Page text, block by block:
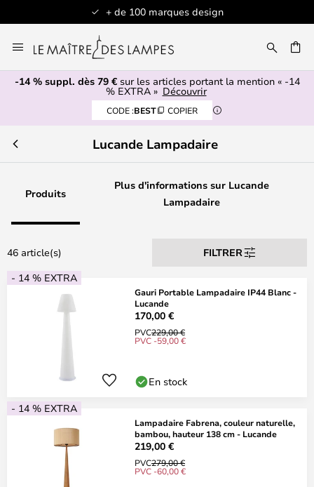
+ de 100 marques design
au
contenu
-14 % suppl. dès 79 €sur les articles portant la mention « -14
% EXTRA » Découvrir
CODE :BEST COPIER
Lucande Lampadaire
Produits
Plus d'informations sur Lucande
Lampadaire
46 article(s)
FILTRER
- 14 % EXTRA
Gauri Portable Lampadaire IP44 Blanc -
Lucande
170,00 €
PVC229,00 €
PVC -59,00 €
En stock
- 14 % EXTRA
Lampadaire Fabrena, couleur naturelle,
bambou, hauteur 138 cm - Lucande
219,00 €
PVC279,00 €
PVC -60,00 €